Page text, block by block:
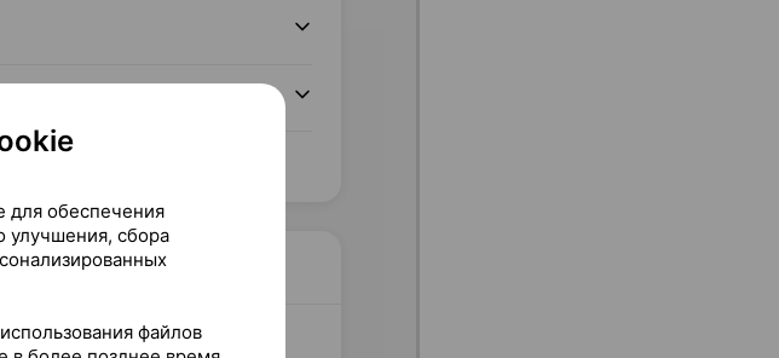
для обеспечения
улучшения, сбора
файлов